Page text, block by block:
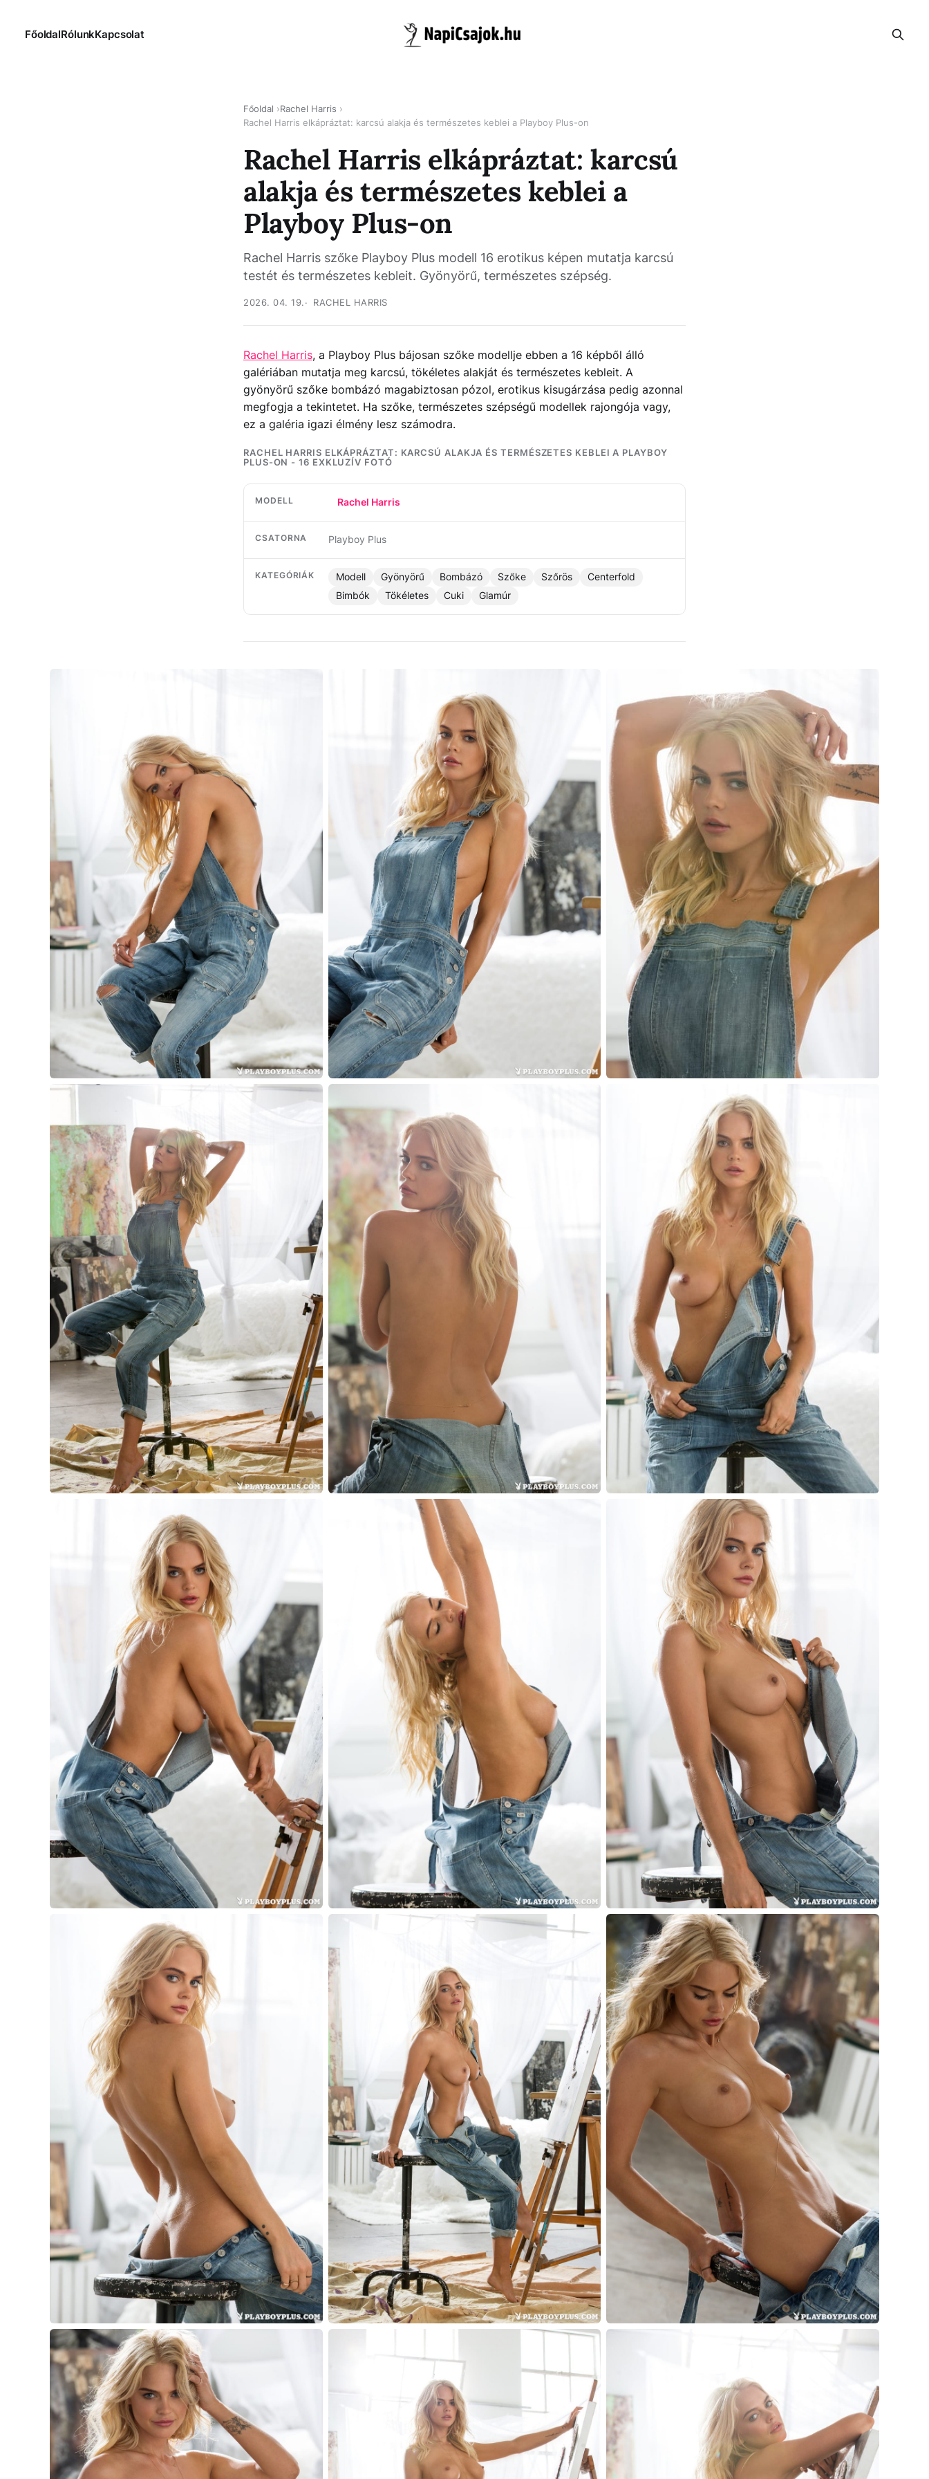
FőoldalRólunkKapcsolat
Főoldal
Rachel Harris
Rachel Harris elkápráztat: karcsú alakja és természetes keblei a Playboy Plus-on
Rachel Harris elkápráztat: karcsú
alakja és természetes keblei a
Playboy Plus-on
Rachel Harris szőke Playboy Plus modell 16 erotikus képen mutatja karcsú
testét és természetes kebleit. Gyönyörű, természetes szépség.
2026. 04. 19. RACHEL HARRIS
Rachel Harris, a Playboy Plus bájosan szőke modellje ebben a 16 képből álló
galériában mutatja meg karcsú, tökéletes alakját és természetes kebleit. A
gyönyörű szőke bombázó magabiztosan pózol, erotikus kisugárzása pedig azonnal
megfogja a tekintetet. Ha szőke, természetes szépségű modellek rajongója vagy,
ez a galéria igazi élmény lesz számodra.
RACHEL HARRIS ELKÁPRÁZTAT: KARCSÚ ALAKJA ÉS TERMÉSZETES KEBLEI A PLAYBOY
PLUS-ON - 16 EXKLUZÍV FOTÓ
MODELL Rachel Harris
CSATORNA Playboy Plus
KATEGÓRIÁK Modell Gyönyörű Bombázó Szőke Szőrös
Centerfold
Bimbók
Tökéletes Cuki Glamúr